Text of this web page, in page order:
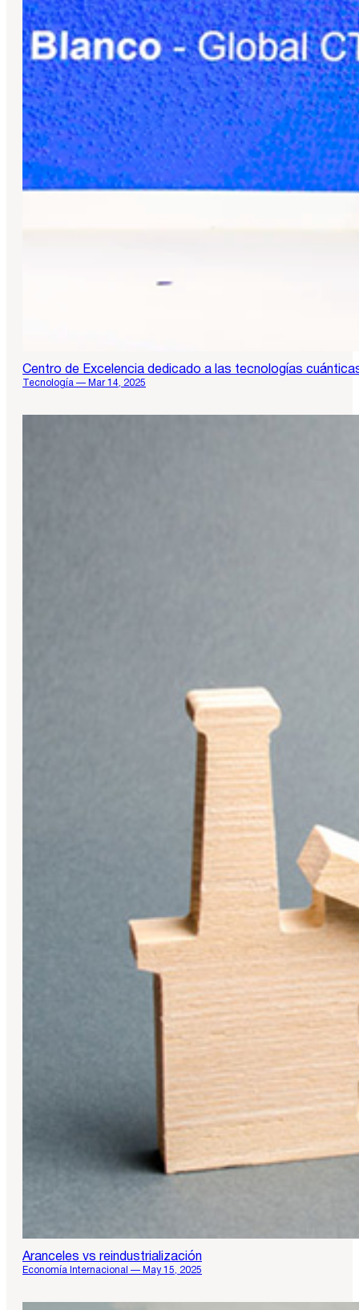
Centro de Excelencia dedicado a las tecnologías
Tecnología — Mar 14, 2025
Aranceles vs reindustrialización
Economía Internacional — May 15, 2025